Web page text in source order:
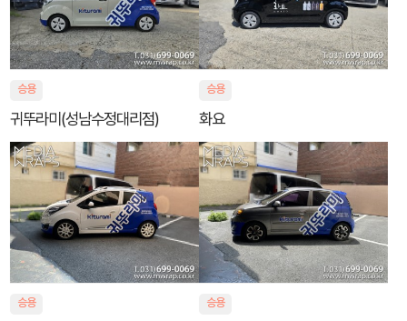
승용
귀뚜라미(성남수정대리점)
승용
화요
승용 승용